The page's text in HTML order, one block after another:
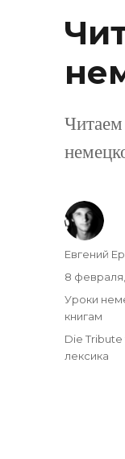
Автор
Евгений
8
Рубрики
Уроки
книгам
Метки
Die
лексика